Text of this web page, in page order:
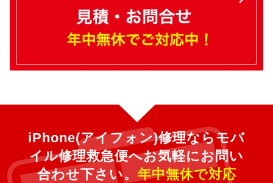
iPhone(アイフォン)修理ならモバ
イル修理救急便へお気軽にお問い
合わせ下さい。 年中無休で対応